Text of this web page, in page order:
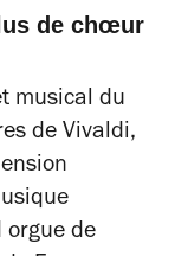
de chœur
musical du
de Vivaldi,
orgue de